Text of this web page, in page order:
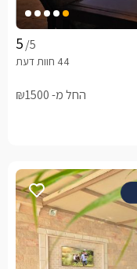
/5
החל מ- ₪1500